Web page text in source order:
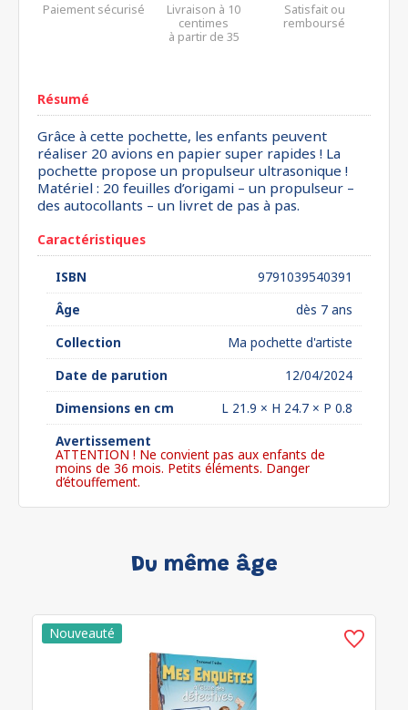
Paiement sécurisé
Livraison à 10
centimes
à partir de 35
Satisfait ou
remboursé
Résumé
Grâce à cette pochette, les enfants peuvent
réaliser 20 avions en papier super rapides ! La
pochette propose un propulseur ultrasonique !
Matériel : 20 feuilles d’origami – un propulseur –
des autocollants – un livret de pas à pas.
Caractéristiques
ISBN
9791039540391
Âge
dès 7 ans
Collection
Ma pochette d'artiste
Date de parution
12/04/2024
Dimensions en cm
L 21.9 × H 24.7 × P 0.8
Avertissement
ATTENTION ! Ne convient pas aux enfants de
moins de 36 mois. Petits éléments. Danger
d’étouffement.
Du même âge